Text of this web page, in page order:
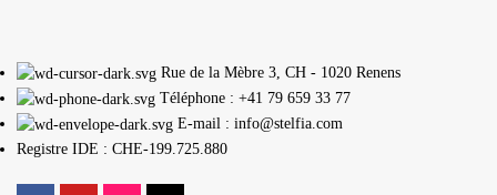
Rue de la Mèbre 3, CH - 1020 Renens
Téléphone : +41 79 659 33 77
E-mail : info@stelfia.com
Registre IDE : CHE-199.725.880